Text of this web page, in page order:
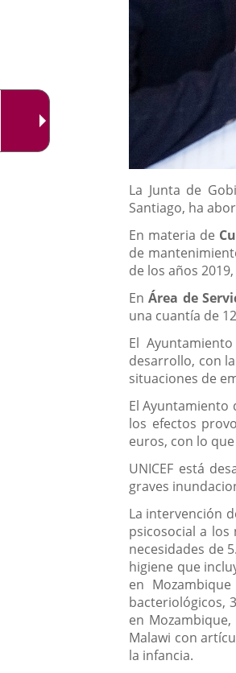
Descripción
La Junta de
Santiago, ha
En materia de
de
de los años
EnÁrea de
una cuantía de
El
desarrollo, con
situaciones de
El Ayuntamiento
los efectos
euros, con lo
UNICEF está
graves
La intervención
psicosocial a
necesidades de
higiene que
en
bacteriológicos,
en
Malawi con
la infancia.